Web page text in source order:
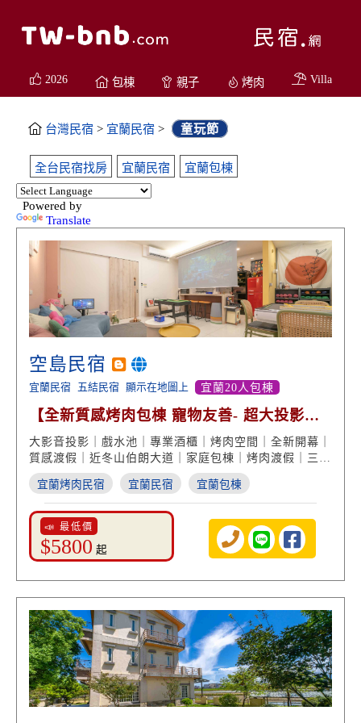
2026 包棟 親子 烤肉 Villa
台灣民宿 > 宜蘭民宿 > 童玩節
全台民宿找房 宜蘭民宿 宜蘭包棟
Powered by
Translate
空島民宿
宜蘭民宿 五結民宿 顯示在地圖上 宜蘭20人包棟
【全新質感烤肉包棟 寵物友善- 超大投影屏
幕 影音超享受】
大影音投影｜戲水池｜專業酒櫃｜烤肉空間｜全新開幕｜
質感渡假｜近冬山伯朗大道｜家庭包棟｜烤肉渡假｜三五
好友
宜蘭烤肉民宿 宜蘭民宿 宜蘭包棟
📣 最低價
$5800 起